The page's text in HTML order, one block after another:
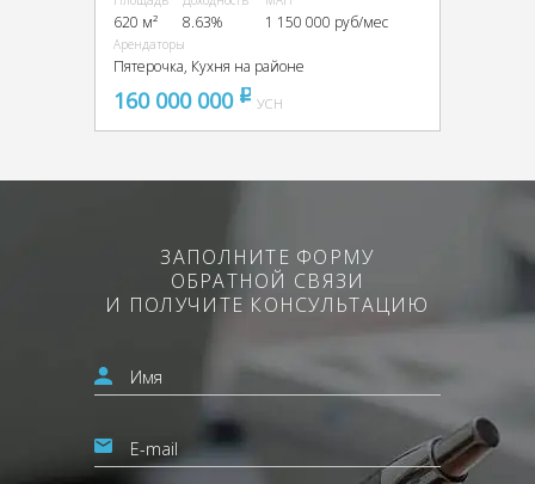
620 м² 8.63% 1 150 000 руб/мес
Арендаторы
Пятерочка, Кухня на районе
160 000 000 pуб
УСН
ЗАПОЛНИТЕ ФОРМУ
ОБРАТНОЙ СВЯЗИ
И ПОЛУЧИТЕ КОНСУЛЬТАЦИЮ